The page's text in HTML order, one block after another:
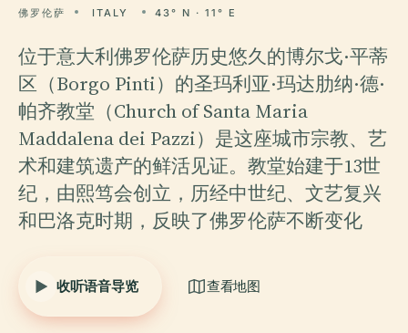
佛罗伦萨 ITALY 43° N · 11° E
位于意大利佛罗伦萨历史悠久的博尔戈·平蒂
区（Borgo Pinti）的圣玛利亚·玛达肋纳·德·
帕齐教堂（Church of Santa Maria
Maddalena dei Pazzi）是这座城市宗教、艺
术和建筑遗产的鲜活见证。教堂始建于13世
纪，由熙笃会创立，历经中世纪、文艺复兴
和巴洛克时期，反映了佛罗伦萨不断变化
收听语音导览 查看地图